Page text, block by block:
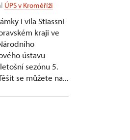
ÚPS v Kroměříži
i vila Stiassni
kraji ve
ústavu
sezónu 5.
se můžete na...